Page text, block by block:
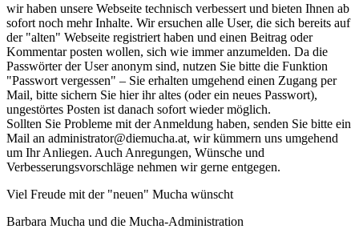
wir haben unsere Webseite technisch verbessert und bieten Ihnen ab
sofort noch mehr Inhalte. Wir ersuchen alle User, die sich bereits auf
der "alten" Webseite registriert haben und einen Beitrag oder
Kommentar posten wollen, sich wie immer anzumelden. Da die
Passwörter der User anonym sind, nutzen Sie bitte die Funktion
"Passwort vergessen" – Sie erhalten umgehend einen Zugang per
Mail, bitte sichern Sie hier ihr altes (oder ein neues Passwort),
ungestörtes Posten ist danach sofort wieder möglich.
Sollten Sie Probleme mit der Anmeldung haben, senden Sie bitte ein
Mail an administrator@diemucha.at, wir kümmern uns umgehend
um Ihr Anliegen. Auch Anregungen, Wünsche und
Verbesserungsvorschläge nehmen wir gerne entgegen.
Viel Freude mit der "neuen" Mucha wünscht
Barbara Mucha und die Mucha-Administration